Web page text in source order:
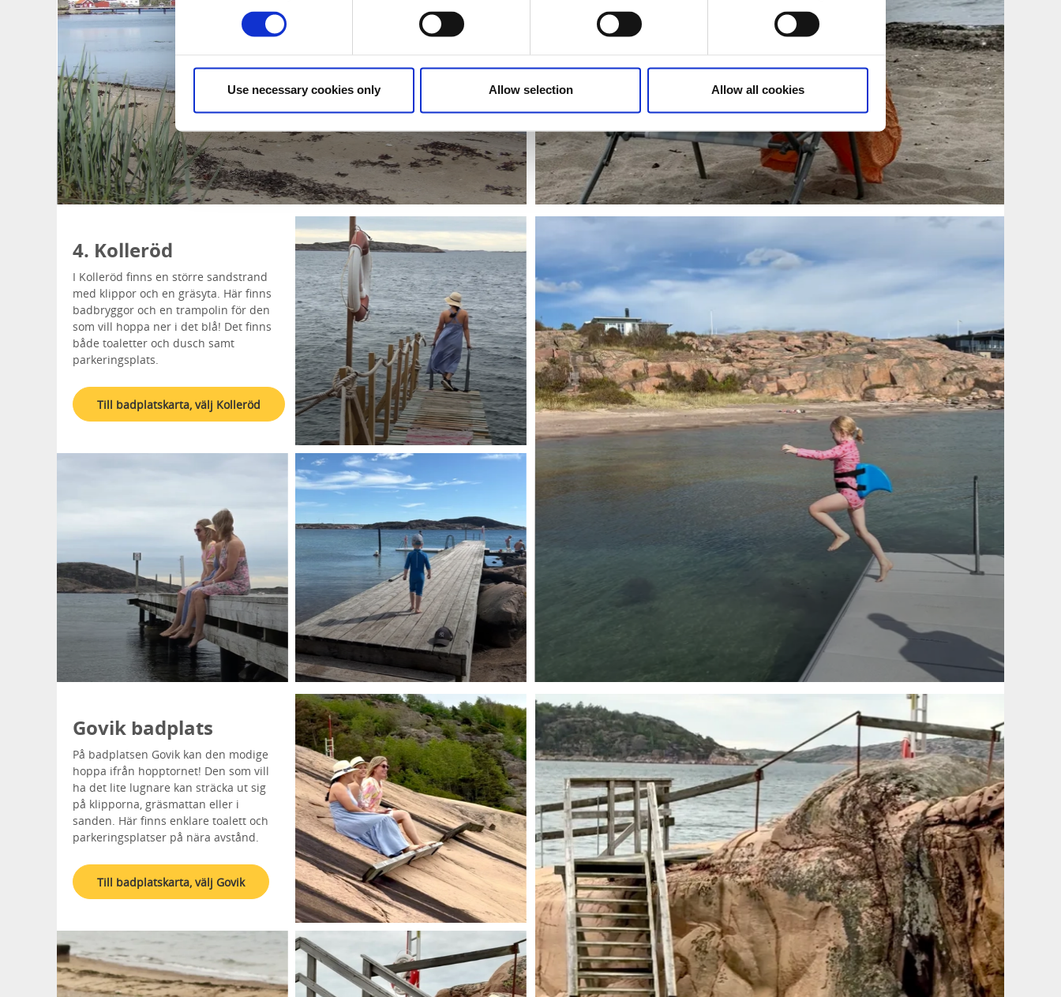
Use necessary cookies only Allow selection Allow all cookies
4. Kolleröd
I Kolleröd finns en större sandstrand
med klippor och en gräsyta. Här finns
badbryggor och en trampolin för den
som vill hoppa ner i det blå! Det finns
både toaletter och dusch samt
parkeringsplats.
Till badplatskarta, välj Kolleröd
Govik badplats
På badplatsen Govik kan den modige
hoppa ifrån hopptornet! Den som vill
ha det lite lugnare kan sträcka ut sig
på klipporna, gräsmattan eller i
sanden. Här finns enklare toalett och
parkeringsplatser på nära avstånd.
Till badplatskarta, välj Govik